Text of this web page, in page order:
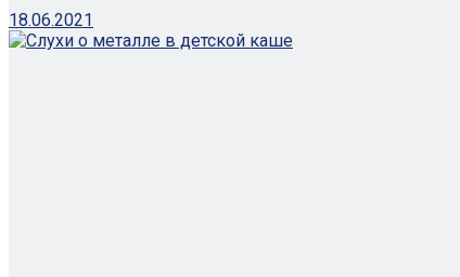
18.06.2021